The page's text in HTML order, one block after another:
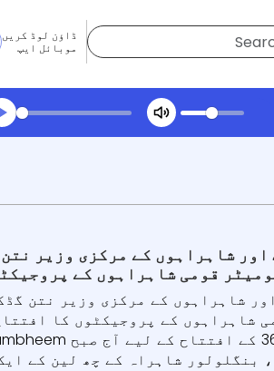
ڈاؤن لوڈ کریں
موبائل ایپ
Transcript
بنگلولور شاہراہ کے چھ لین کے